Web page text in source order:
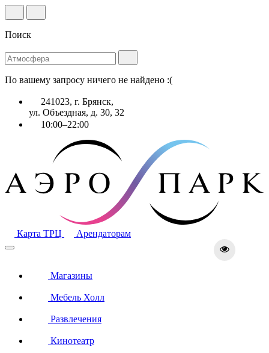
Поиск
По вашему запросу ничего не найдено :(
241023, г. Брянск,
ул. Объездная, д. 30, 32
10:00–22:00
Карта ТРЦ Арендаторам
Магазины
Мебель Холл
Развлечения
Кинотеатр